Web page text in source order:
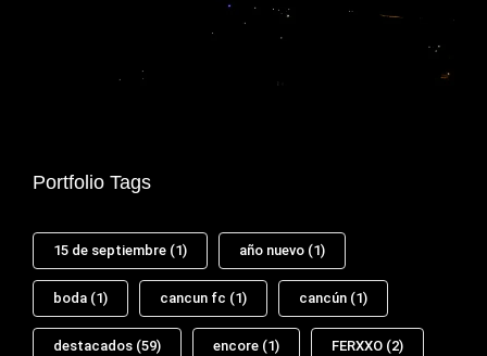
Portfolio Tags
15 de septiembre (1) año nuevo (1)
boda (1) cancun fc (1) cancún (1)
destacados (59) encore (1) FERXXO (2)